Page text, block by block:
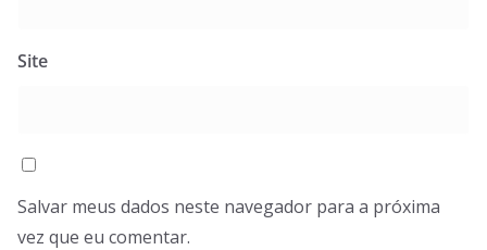
Site
Salvar meus dados neste navegador para a próxima
vez que eu comentar.